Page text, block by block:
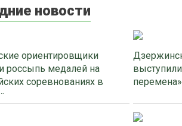
новости
ориентировщики
россыпь медалей на
соревнованиях в
перемена»